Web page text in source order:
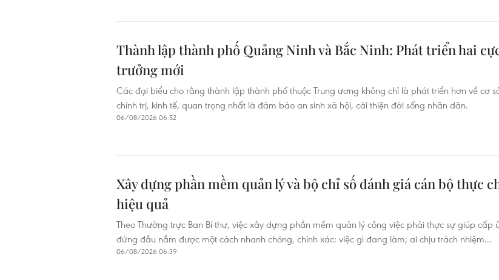
Thành lập thành phố Quảng Ninh và Bắc Ninh: Phát triển hai
trưởng mới
Các đại biểu cho rằng thành lập thành phố thuộc Trung ương không chỉ là phát triển hơn về cơ
chính trị, kinh tế, quan trọng nhất là đảm bảo an sinh xã hội, cải thiện đời sống nhân dân.
06/08/2026 06:52
Xây dựng phần mềm quản lý và bộ chỉ số đánh giá cán bộ thực
hiệu quả
Theo Thường trực Ban Bí thư, việc xây dựng phần mềm quản lý công việc phải thực sự giúp cấp
đứng đầu nắm được một cách nhanh chóng, chính xác: việc gì đang làm; ai chịu trách nhiệm...
06/08/2026 06:39